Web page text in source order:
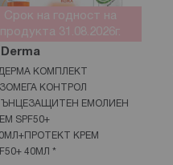
Срок на годност на
продукта 31.08.2026г.
КОМПЛЕКТ
КОНТРОЛ
ЕМОЛИЕН
SPF50+
КРЕМ
40МЛ *